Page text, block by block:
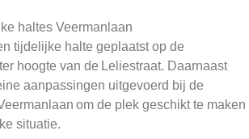
haltes Veermanlaan
tijdelijke halte geplaatst op de
hoogte van de Leliestraat. Daarnaast
aanpassingen uitgevoerd bij de
om de plek geschikt te maken
situatie.